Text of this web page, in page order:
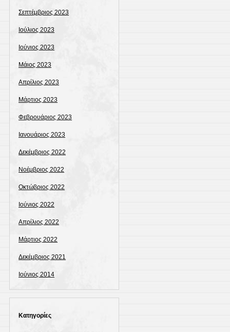
Σεπτέμβριος 2023
Ιούλιος 2023
Ιούνιος 2023
Μάιος 2023
Απρίλιος 2023
Μάρτιος 2023
Φεβρουάριος 2023
Ιανουάριος 2023
Δεκέμβριος 2022
Νοέμβριος 2022
Οκτώβριος 2022
Ιούνιος 2022
Απρίλιος 2022
Μάρτιος 2022
Δεκέμβριος 2021
Ιούνιος 2014
Kατηγορίες